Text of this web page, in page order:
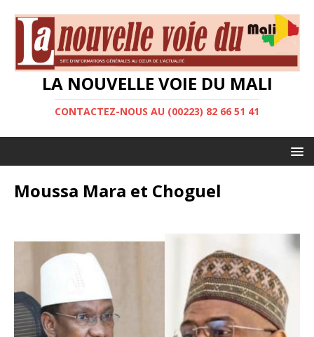
LA NOUVELLE VOIE DU MALI
CONTACTEZ-NOUS AU (00223) 82 66 51 41
Moussa Mara et Choguel